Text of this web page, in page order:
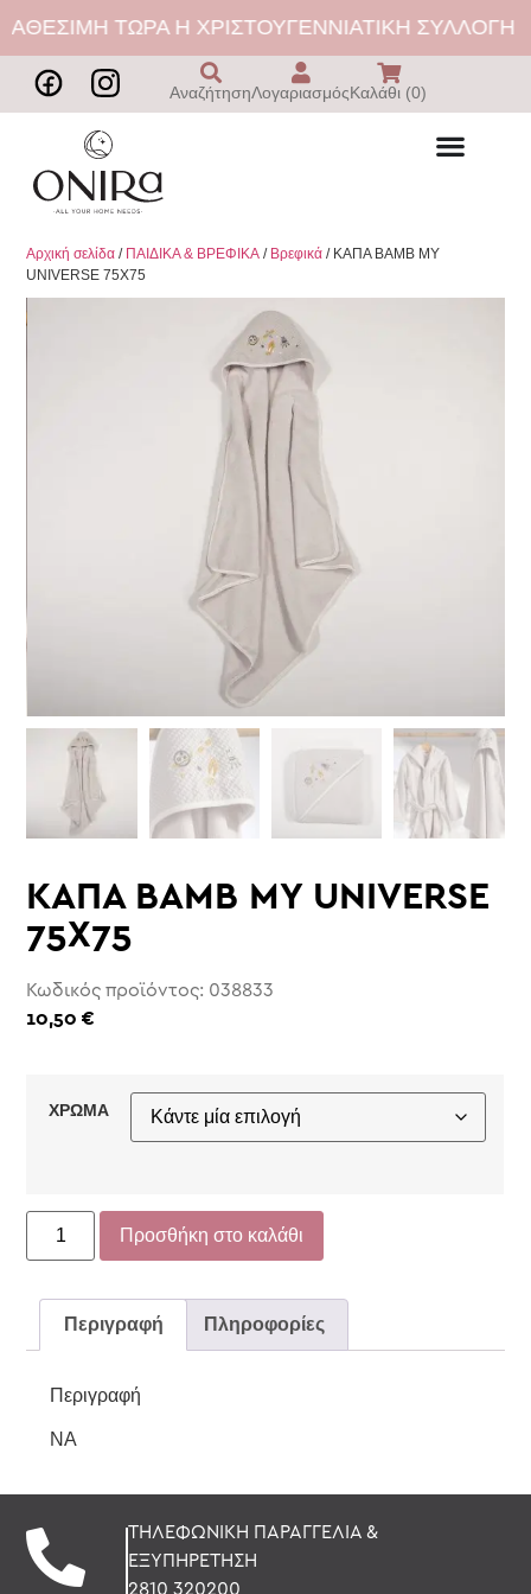
ΤΩΡΑ Η ΧΡΙΣΤΟΥΓΕΝΝΙΑΤΙΚΗ ΣΥΛΛΟΓΗ
ΑναζήτησηΛογαριασμόςΚαλάθι (0)
Αρχική σελίδα / ΠΑΙΔΙΚΑ & ΒΡΕΦΙΚΑ / Βρεφικά / ΚΑΠΑ BAMB MY
UNIVERSE 75X75
ΚΑΠΑ BAMB MY UNIVERSE
75X75
Κωδικός προϊόντος: 038833
10,50€
ΧΡΩΜΑ
Προσθήκη στο καλάθι
Περιγραφή Πληροφορίες
Περιγραφή
NA
ΤΗΛΕΦΩΝΙΚΗ ΠΑΡΑΓΓΕΛΙΑ &
ΕΞΥΠΗΡΕΤΗΣΗ
2810 320200